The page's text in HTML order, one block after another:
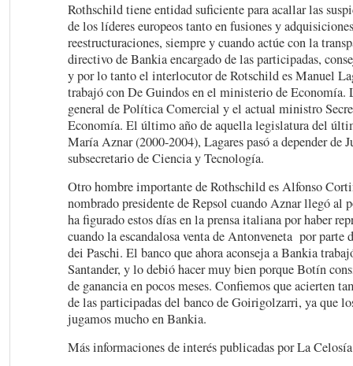
Rothschild tiene entidad suficiente para acallar las
de los líderes europeos tanto en fusiones y
reestructuraciones, siempre y cuando actúe con la
directivo de Bankia encargado de las participadas,
y por lo tanto el interlocutor de Rotschild es Manuel
trabajó con De Guindos en el ministerio de Economía.
general de Política Comercial y el actual ministro
Economía. El último año de aquella legislatura del
María Aznar (2000-2004), Lagares pasó a depender de
subsecretario de Ciencia y Tecnología.
Otro hombre importante de Rothschild es Alfonso
nombrado presidente de Repsol cuando Aznar llegó al
ha figurado estos días en la prensa italiana por haber
cuando la escandalosa venta de Antonveneta por parte
dei Paschi. El banco que ahora aconseja a Bankia
Santander, y lo debió hacer muy bien porque Botín
de ganancia en pocos meses. Confiemos que acierten
de las participadas del banco de Goirigolzarri, ya que
jugamos mucho en Bankia.
Más informaciones de interés publicadas por La